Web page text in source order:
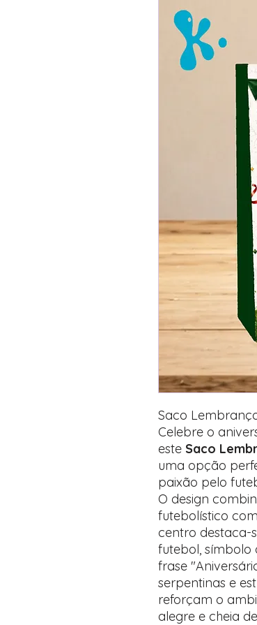
Saco
Celebre o
este Saco
uma opção
paixão pelo
O design
futebolístico
centro destaca-
futebol, símbolo
frase
serpentinas e
reforçam o
alegre e cheia